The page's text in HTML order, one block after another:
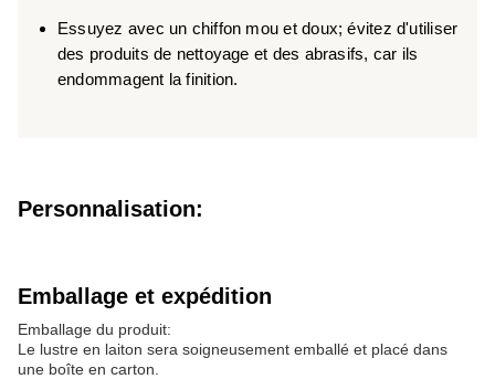
Essuyez avec un chiffon mou et doux; évitez d'utiliser
des produits de nettoyage et des abrasifs, car ils
endommagent la finition.
Personnalisation:
Emballage et expédition
Emballage du produit:
Le lustre en laiton sera soigneusement emballé et placé dans
une boîte en carton.